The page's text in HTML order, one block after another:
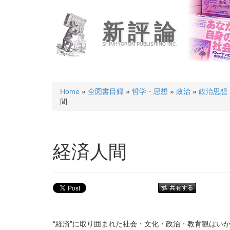
新評論
SHINHYORON PUBLISHING INC.
Home » 全図書目録 » 哲学・思想 » 政治 » 政治思想
間
経済人間
“経済”に取り囲まれた社会・文化・政治・教育観は